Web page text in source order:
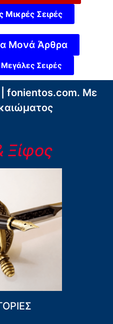
Μικρές Σειρές
Μονά Άρθρα
Σειρές
fonientos.com. Με
Ξίφος